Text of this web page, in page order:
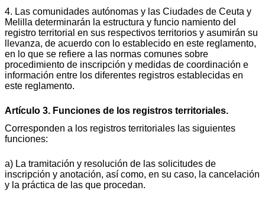
4. Las comunidades autónomas y las Ciudades de Ceuta y
Melilla determinarán la estructura y funcio namiento del
registro territorial en sus respectivos territorios y asumirán su
llevanza, de acuerdo con lo establecido en este reglamento,
en lo que se refiere a las normas comunes sobre
procedimiento de inscripción y medidas de coordinación e
información entre los diferentes registros establecidas en
este reglamento.
Artículo 3. Funciones de los registros territoriales.
Corresponden a los registros territoriales las siguientes
funciones:
a) La tramitación y resolución de las solicitudes de
inscripción y anotación, así como, en su caso, la cancelación
y la práctica de las que procedan.